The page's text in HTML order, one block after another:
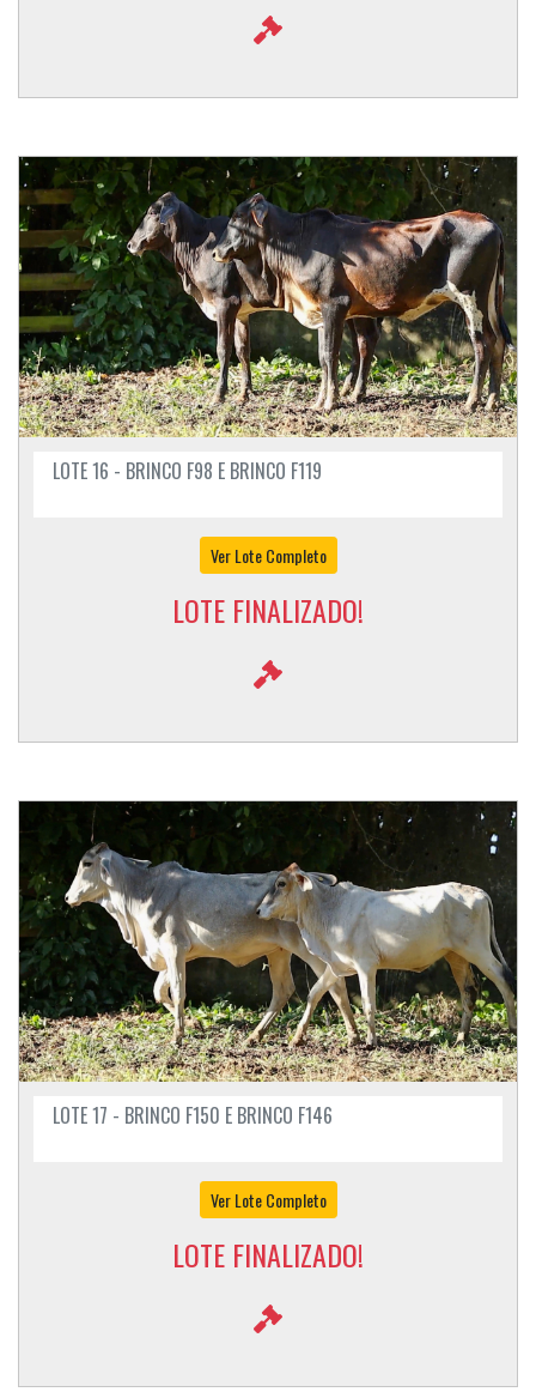
LOTE 16 - BRINCO F98 E BRINCO F119
Ver Lote Completo
LOTE FINALIZADO!
LOTE 17 - BRINCO F150 E BRINCO F146
Ver Lote Completo
LOTE FINALIZADO!